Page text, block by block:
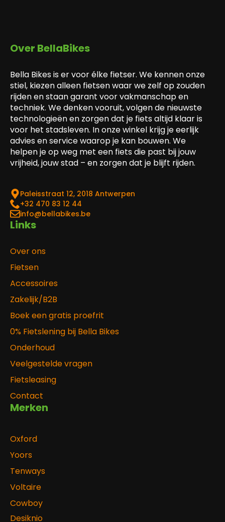
Over BellaBikes
Bella Bikes is er voor élke fietser. We kennen onze
stiel, kiezen alleen fietsen waar we zelf op zouden
rijden en staan garant voor vakmanschap en
techniek. We denken vooruit, volgen de nieuwste
technologieën en zorgen dat je fiets altijd klaar is
voor het stadsleven. In onze winkel krijg je eerlijk
advies en service waarop je kan bouwen. We
helpen je op weg met een fiets die past bij jouw
vrijheid, jouw stad – en zorgen dat je blijft rijden.
Paleisstraat 12, 2018 Antwerpen
‎+32 470 83 12 44
info@bellabikes.be
Links
Over ons
Fietsen
Accessoires
Zakelijk/B2B
Boek een gratis proefrit
0% Fietslening bij Bella Bikes
Onderhoud
Veelgestelde vragen
Fietsleasing
Contact
Merken
Oxford
Yoors
Tenways
Voltaire
Cowboy
Desiknio